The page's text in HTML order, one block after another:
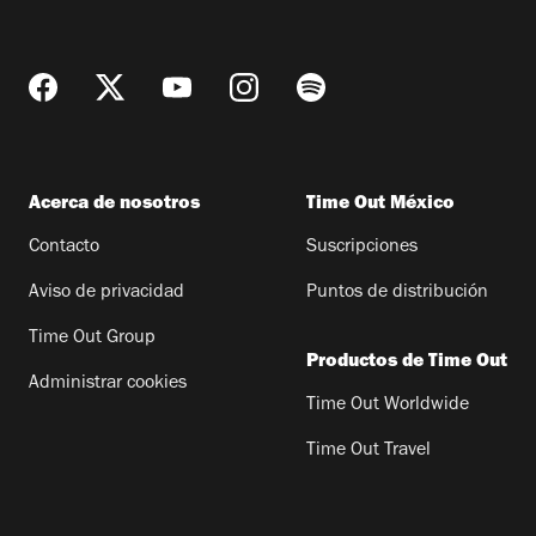
Acerca de nosotros
Contacto
Aviso de privacidad
Time Out Group
Administrar cookies
Time Out México
Suscripciones
Puntos de distribución
Productos de Time Out
Time Out Worldwide
Time Out Travel